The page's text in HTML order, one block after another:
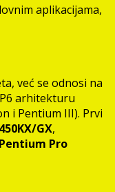
aplikacijama,
već se odnosi na
arhitekturu
i Pentium III). Prvi
GX,
Pentium Pro